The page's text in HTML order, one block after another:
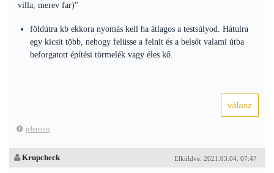
villa, merev far)"
földútra kb ekkora nyomás kell ha átlagos a testsúlyod. Hátulra
egy kicsit több, nehogy felüsse a felnit és a belsőt valami útba
beforgatott építési törmelék vagy éles kő.
jelentem
Elküldve: 2021.03.04. 07:47
Krupcheck